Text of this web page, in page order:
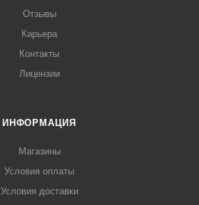
Отзывы
Карьера
Контакты
Лицензии
ИНФОРМАЦИЯ
Магазины
Условия оплаты
Условия доставки